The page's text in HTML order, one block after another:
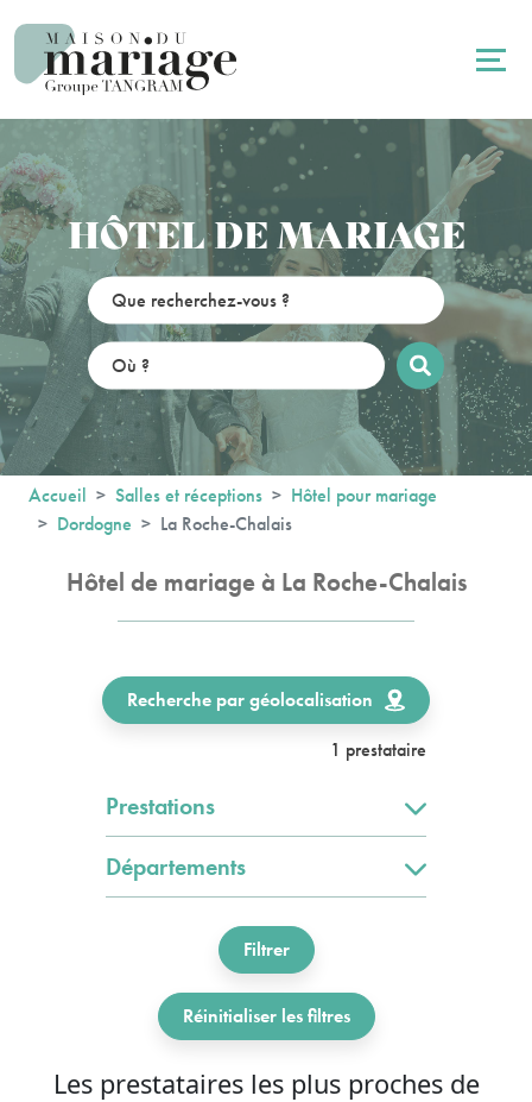
HÔTEL DE MARIAGE
Accueil Salles et réceptions
Hôtel pour mariage
Dordogne
La Roche-Chalais
Hôtel de mariage à La Roche-Chalais
Recherche par géolocalisation
1 prestataire
Prestations
Départements
Filtrer
Réinitialiser les filtres
Les prestataires les plus proches de